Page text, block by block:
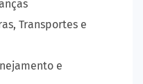
Transportes e
e